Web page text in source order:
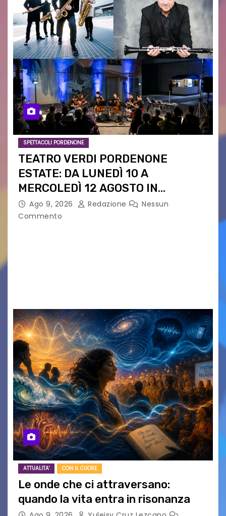
SPETTACOLI PORDENONE
TEATRO VERDI PORDENONE
ESTATE: DA LUNEDÌ 10 A
MERCOLEDÌ 12 AGOSTO IN
PIAZZETTA PESCHERIA TORNANO
LE MUSIC NIGHTS
Ago 9, 2026 Redazione
Nessun
Commento
ATTUALITA' CON IL CUORE
Le onde che ci attraversano:
quando la vita entra in risonanza